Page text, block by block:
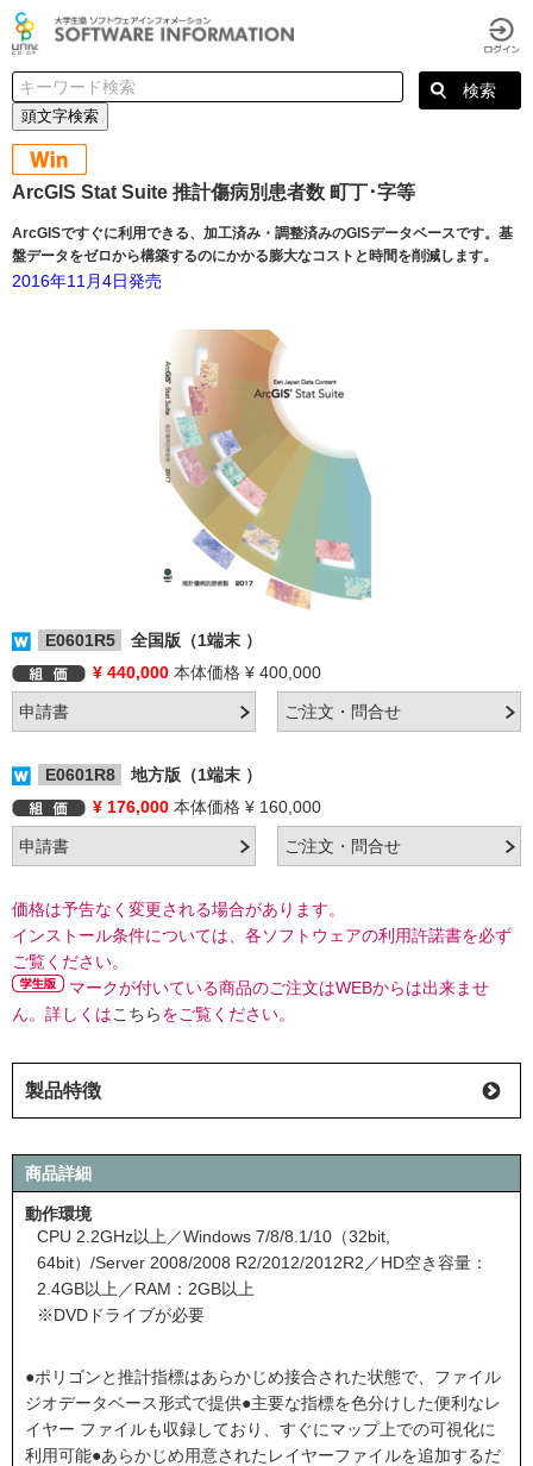
頭文字検索
ArcGIS Stat Suite 推計傷病別患者数 町丁･字等
ArcGISですぐに利用できる、加工済み・調整済みのGISデータベースです。基
盤データをゼロから構築するのにかかる膨大なコストと時間を削減します。
2016年11月4日発売
E0601R5
全国版（1端末 ）
¥ 440,000 本体価格 ¥ 400,000
E0601R8
地方版（1端末 ）
¥ 176,000 本体価格 ¥ 160,000
価格は予告なく変更される場合があります。
インストール条件については、各ソフトウェアの利用許諾書を必ず
ご覧ください。
マークが付いている商品のご注文はWEBからは出来ませ
ん。詳しくはこちらをご覧ください。
製品特徴
商品詳細
動作環境
CPU 2.2GHz以上／Windows 7/8/8.1/10（32bit,
64bit）/Server 2008/2008 R2/2012/2012R2／HD空き容量：
2.4GB以上／RAM：2GB以上
※DVDドライブが必要
●ポリゴンと推計指標はあらかじめ接合された状態で、ファイル
ジオデータベース形式で提供●主要な指標を色分けした便利なレ
イヤー ファイルも収録しており、すぐにマップ上での可視化に
利用可能●あらかじめ用意されたレイヤーファイルを追加するだ